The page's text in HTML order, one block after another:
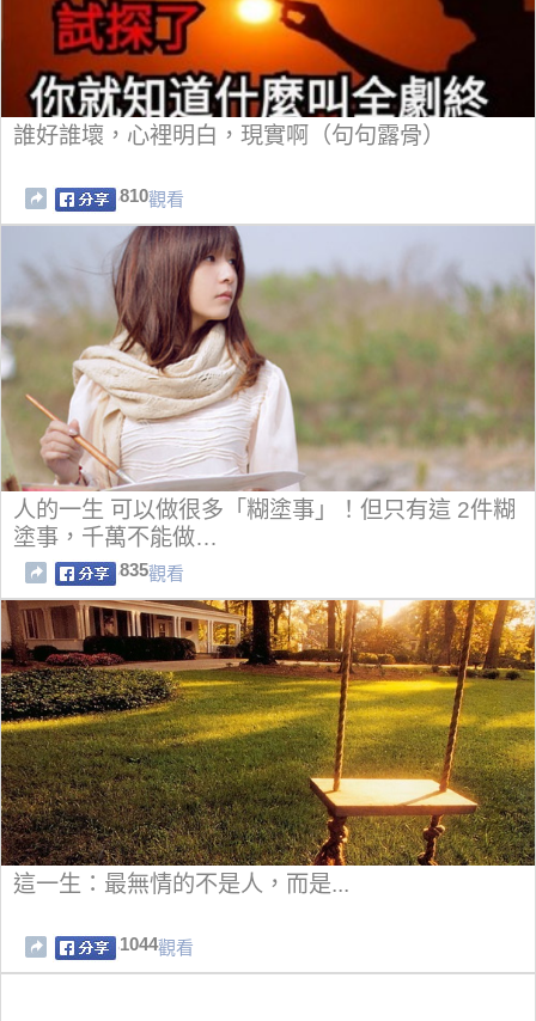
誰好誰壞，心裡明白，現實啊（句句露骨）
810觀看
人的一生 可以做很多「糊塗事」！但只有這 2件糊
塗事，千萬不能做…
835觀看
這一生：最無情的不是人，而是...
1044觀看